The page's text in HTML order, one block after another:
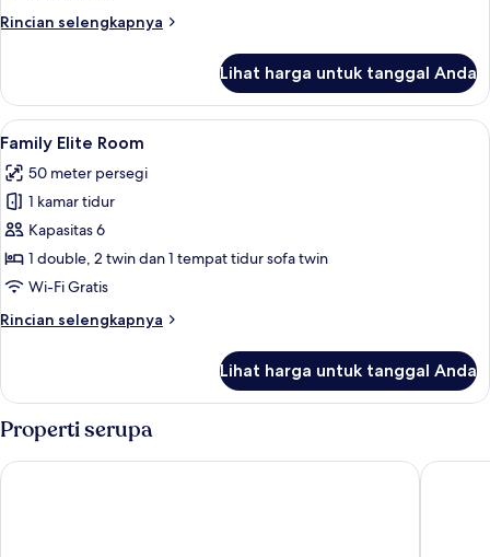
Rincian selengkapnya
Rincian
Family
Deluxe
Room
Lihat harga untuk tanggal Anda
Lihat
semua
foto
untuk
Family
Elite
Room
Family Elite Room |
9
Family Elite Room
50 meter persegi
1 kamar tidur
Kapasitas 6
1 double, 2 twin dan 1 tempat tidur sofa twin
Wi-Fi Gratis
Rincian selengkapnya
Rincian
Family
Room
Lihat harga untuk tanggal Anda
Properti serupa
Swandor Hotels & Resort Topkapi Palace - All InclusiveElysium